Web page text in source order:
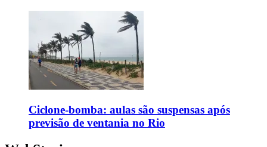
Ciclone-bomba: aulas são suspensas após
previsão de ventania no Rio